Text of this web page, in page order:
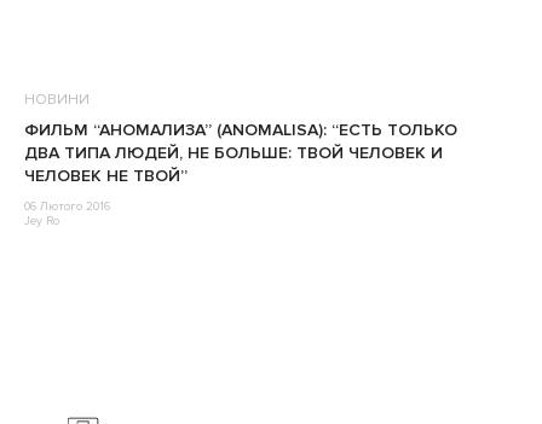
НОВИНИ
ФИЛЬМ “АНОМАЛИЗА” (ANOMALISA): “ЕСТЬ ТОЛЬКО
ДВА ТИПА ЛЮДЕЙ, НЕ БОЛЬШЕ: ТВОЙ ЧЕЛОВЕК И
ЧЕЛОВЕК НЕ ТВОЙ”
06 Лютого 2016
Jey Ro